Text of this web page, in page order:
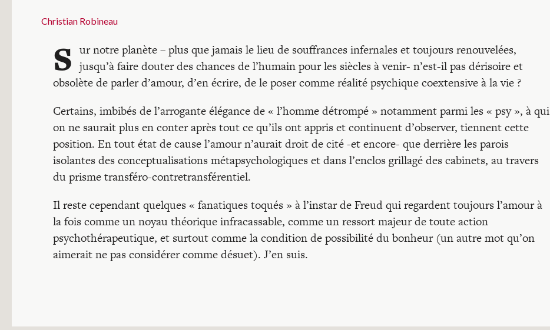
Christian Robineau
S ur notre planète – plus que jamais le lieu de souffrances infernales et toujours renouvelées,
jusqu’à faire douter des chances de l’humain pour les siècles à venir- n’est-il pas dérisoire et
obsolète de parler d’amour, d’en écrire, de le poser comme réalité psychique coextensive à la vie ?
Certains, imbibés de l’arrogante élégance de « l’homme détrompé » notamment parmi les « psy », à qui
on ne saurait plus en conter après tout ce qu’ils ont appris et continuent d’observer, tiennent cette
position. En tout état de cause l’amour n’aurait droit de cité -et encore- que derrière les parois
isolantes des conceptualisations métapsychologiques et dans l’enclos grillagé des cabinets, au travers
du prisme transféro-contretransférentiel.
Il reste cependant quelques « fanatiques toqués » à l’instar de Freud qui regardent toujours l’amour à
la fois comme un noyau théorique infracassable, comme un ressort majeur de toute action
psychothérapeutique, et surtout comme la condition de possibilité du bonheur (un autre mot qu’on
aimerait ne pas considérer comme désuet). J’en suis.